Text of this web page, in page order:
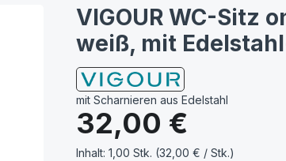
VIGOUR WC-Sitz
weiß, mit
mit Scharnieren aus Edelstahl
Regulärer Preis:
32,00 €
Inhalt:1,00 Stk. (32,00 € / Stk.)